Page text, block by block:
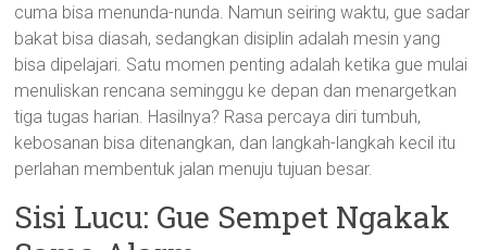
cuma bisa menunda-nunda. Namun seiring waktu, gue sadar
bakat bisa diasah, sedangkan disiplin adalah mesin yang
bisa dipelajari. Satu momen penting adalah ketika gue mulai
menuliskan rencana seminggu ke depan dan menargetkan
tiga tugas harian. Hasilnya? Rasa percaya diri tumbuh,
kebosanan bisa ditenangkan, dan langkah-langkah kecil itu
perlahan membentuk jalan menuju tujuan besar.
Sisi Lucu: Gue Sempet Ngakak